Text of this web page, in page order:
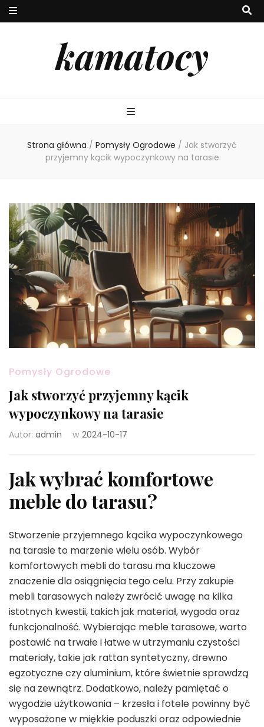
kamatocy
Strona główna / Pomysły Ogrodowe / Jak stworzyć
przyjemny kącik wypoczynkowy na tarasie
Pomysły Ogrodowe
Jak stworzyć przyjemny kącik
wypoczynkowy na tarasie
Autor: admin w 2024-10-17
Jak wybrać komfortowe
meble do tarasu?
Stworzenie przyjemnego kącika wypoczynkowego
na tarasie to marzenie wielu osób. Wybór
komfortowych mebli do tarasu ma kluczowe
znaczenie dla osiągnięcia tego celu. Przy zakupie
mebli tarasowych należy zwrócić uwagę na kilka
istotnych kwestii, takich jak materiał, wygoda oraz
funkcjonalność. Wybierając meble tarasowe, warto
postawić na trwałe i łatwe w utrzymaniu czystości
materiały, takie jak rattan syntetyczny, drewno
egzotyczne czy aluminium, które świetnie sprawdzą
się na zewnątrz. Dodatkowo, należy pamiętać o
wygodzie użytkowania – krzesła i fotele powinny być
wyposażone w miękkie poduszki oraz odpowiednie